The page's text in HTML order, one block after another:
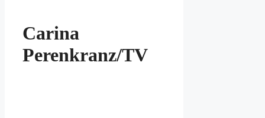
Carina
Perenkranz/TV